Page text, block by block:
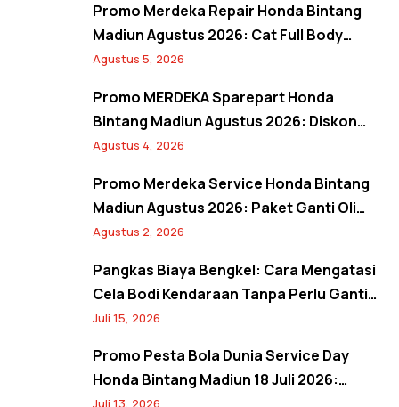
Promo Merdeka Repair Honda Bintang
Madiun Agustus 2026: Cat Full Body
Mulai 12 Jutaan, Diskon Cat Spion 17%,
Agustus 5, 2026
Promo MERDEKA Sparepart Honda
Bintang Madiun Agustus 2026: Diskon
Ban & Aki Orisinal 10% Plus Gratis
Agustus 4, 2026
Promo Merdeka Service Honda Bintang
Madiun Agustus 2026: Paket Ganti Oli
Hemat, Servis AC Sejuk, dan Bebas Antre
Agustus 2, 2026
Pangkas Biaya Bengkel: Cara Mengatasi
Cela Bodi Kendaraan Tanpa Perlu Ganti
Panel
Juli 15, 2026
Promo Pesta Bola Dunia Service Day
Honda Bintang Madiun 18 Juli 2026: